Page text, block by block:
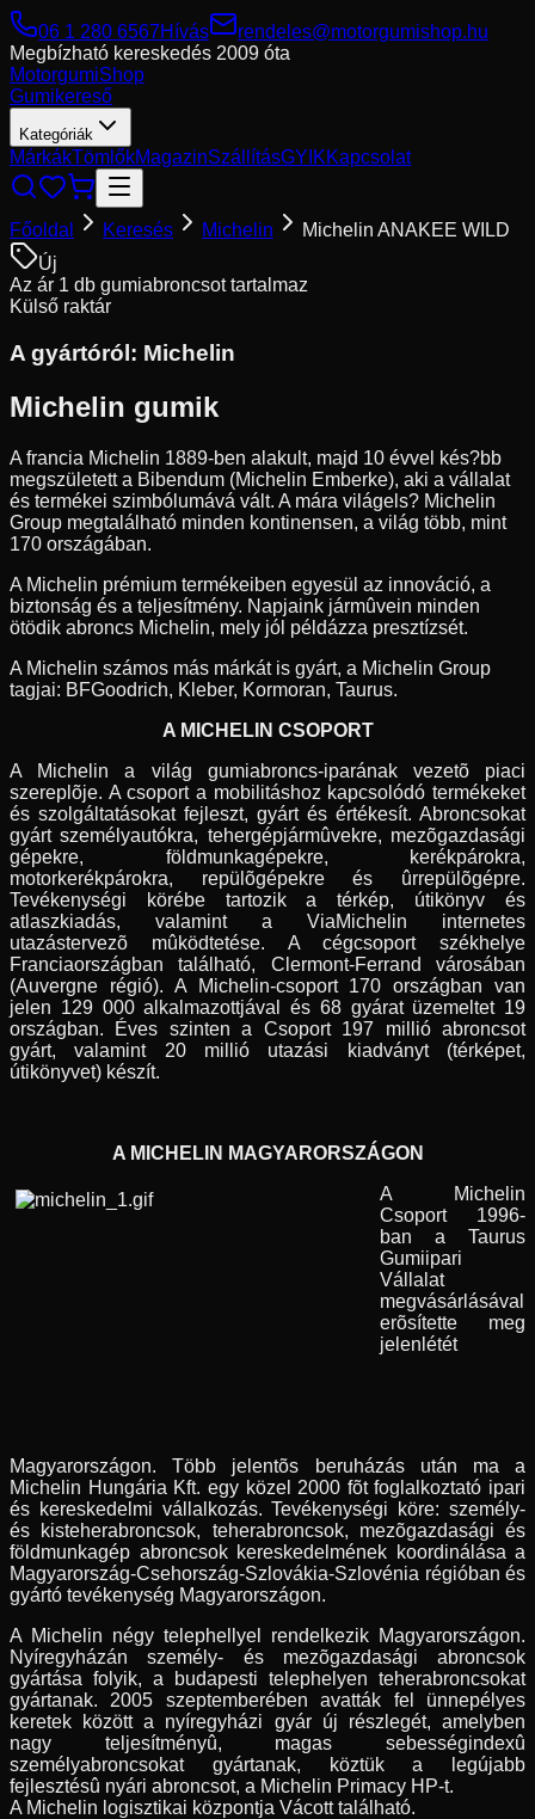
06 1 280 6567Hívás
rendeles@motorgumishop.hu
Megbízható kereskedés 2009 óta
MotorgumiShop
Gumikereső
Kategóriák
MárkákTömlőkMagazinSzállításGYIKKapcsolat
Főoldal Keresés Michelin
Michelin ANAKEE WILD
Új
Az ár 1 db gumiabroncsot tartalmaz
Külső raktár
A gyártóról: Michelin
Michelin gumik
A francia Michelin 1889-ben alakult, majd 10 évvel kés?bb
megszületett a Bibendum (Michelin Emberke), aki a vállalat
és termékei szimbólumává vált. A mára világels? Michelin
Group megtalálható minden kontinensen, a világ több, mint
170 országában.
A Michelin prémium termékeiben egyesül az innováció, a
biztonság és a teljesítmény. Napjaink jármûvein minden
ötödik abroncs Michelin, mely jól példázza presztízsét.
A Michelin számos más márkát is gyárt, a Michelin Group
tagjai: BFGoodrich, Kleber, Kormoran, Taurus.
A MICHELIN CSOPORT
A Michelin a világ gumiabroncs-iparának vezetõ piaci
szereplõje. A csoport a mobilitáshoz kapcsolódó termékeket
és szolgáltatásokat fejleszt, gyárt és értékesít. Abroncsokat
gyárt személyautókra, tehergépjármûvekre, mezõgazdasági
gépekre, földmunkagépekre, kerékpárokra,
motorkerékpárokra, repülõgépekre és ûrrepülõgépre.
Tevékenységi körébe tartozik a térkép, útikönyv és
atlaszkiadás, valamint a ViaMichelin internetes
utazástervezõ mûködtetése. A cégcsoport székhelye
Franciaországban található, Clermont-Ferrand városában
(Auvergne régió). A Michelin-csoport 170 országban van
jelen 129 000 alkalmazottjával és 68 gyárat üzemeltet 19
országban. Éves szinten a Csoport 197 millió abroncsot
gyárt, valamint 20 millió utazási kiadványt (térképet,
útikönyvet) készít.
A MICHELIN MAGYARORSZÁGON
A Michelin
Csoport 1996-
ban a Taurus
Gumiipari
Vállalat
megvásárlásával
erõsítette meg
jelenlétét
Magyarországon. Több jelentõs beruházás után ma a
Michelin Hungária Kft. egy közel 2000 fõt foglalkoztató ipari
és kereskedelmi vállalkozás. Tevékenységi köre: személy-
és kisteherabroncsok, teherabroncsok, mezõgazdasági és
földmunkagép abroncsok kereskedelmének koordinálása a
Magyarország-Csehország-Szlovákia-Szlovénia régióban és
gyártó tevékenység Magyarországon.
A Michelin négy telephellyel rendelkezik Magyarországon.
Nyíregyházán személy- és mezõgazdasági abroncsok
gyártása folyik, a budapesti telephelyen teherabroncsokat
gyártanak. 2005 szeptemberében avatták fel ünnepélyes
keretek között a nyíregyházi gyár új részlegét, amelyben
nagy teljesítményû, magas sebességindexû
személyabroncsokat gyártanak, köztük a legújabb
fejlesztésû nyári abroncsot, a Michelin Primacy HP-t.
A Michelin logisztikai központja Vácott található.